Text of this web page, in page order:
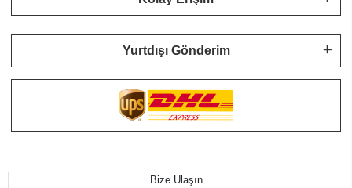
Yurtdışı Gönderim
Bize Ulaşın